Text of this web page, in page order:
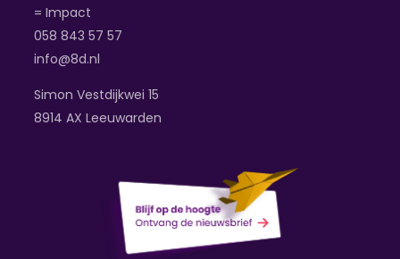
= Impact
058 843 57 57
info@8d.nl
Simon Vestdijkwei 15
8914 AX Leeuwarden